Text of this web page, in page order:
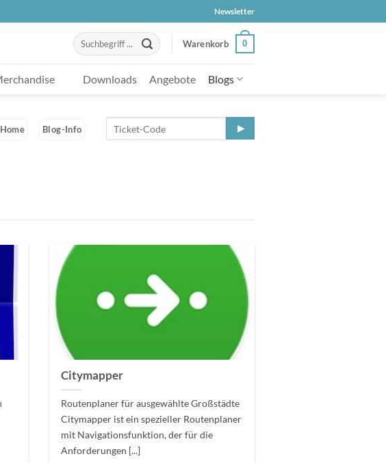
Newsletter
Suche
nach:
Warenkorb 0
Downloads Angebote Blogs
Blog-Info
Citymapper
Routenplaner für ausgewählte Großstädte
Citymapper ist ein spezieller Routenplaner
mit Navigationsfunktion, der für die
Anforderungen [...]